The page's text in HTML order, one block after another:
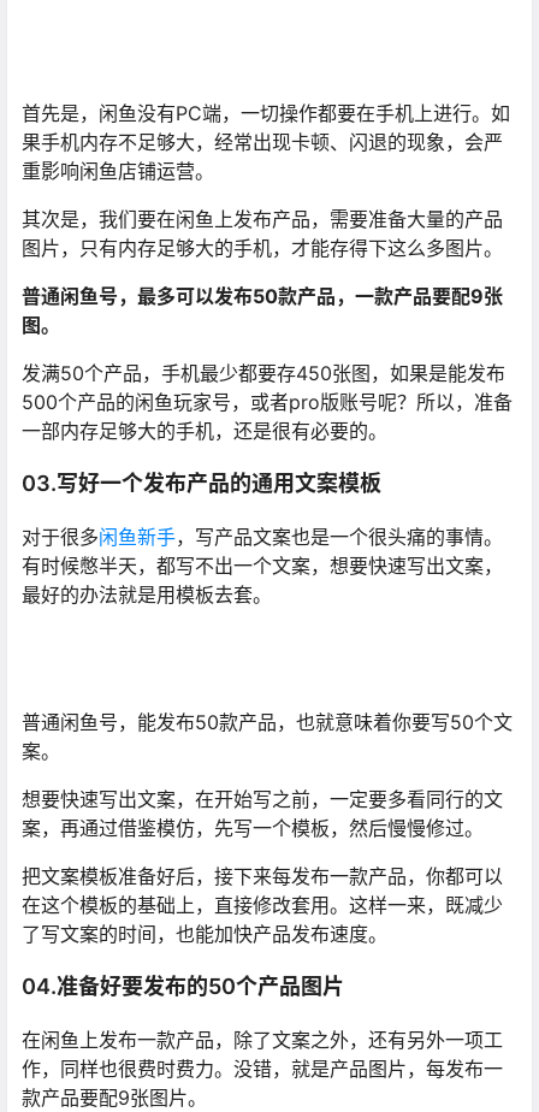
首先是，闲鱼没有PC端，一切操作都要在手机上进行。如
果手机内存不足够大，经常出现卡顿、闪退的现象，会严
重影响闲鱼店铺运营。
其次是，我们要在闲鱼上发布产品，需要准备大量的产品
图片，只有内存足够大的手机，才能存得下这么多图片。
普通闲鱼号，最多可以发布50款产品，一款产品要配9张
图。
发满50个产品，手机最少都要存450张图，如果是能发布
500个产品的闲鱼玩家号，或者pro版账号呢？所以，准备
一部内存足够大的手机，还是很有必要的。
03.写好一个发布产品的通用文案模板
对于很多闲鱼新手，写产品文案也是一个很头痛的事情。
有时候憋半天，都写不出一个文案，想要快速写出文案，
最好的办法就是用模板去套。
普通闲鱼号，能发布50款产品，也就意味着你要写50个文
案。
想要快速写出文案，在开始写之前，一定要多看同行的文
案，再通过借鉴模仿，先写一个模板，然后慢慢修过。
把文案模板准备好后，接下来每发布一款产品，你都可以
在这个模板的基础上，直接修改套用。这样一来，既减少
了写文案的时间，也能加快产品发布速度。
04.准备好要发布的50个产品图片
在闲鱼上发布一款产品，除了文案之外，还有另外一项工
作，同样也很费时费力。没错，就是产品图片，每发布一
款产品要配9张图片。